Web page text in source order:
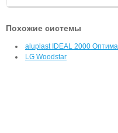
Похожие системы
aluplast IDEAL 2000
LG Woodstar